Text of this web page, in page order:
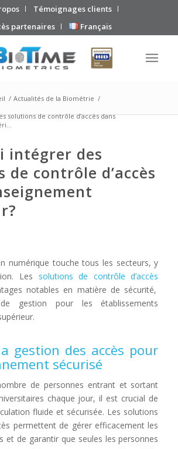
Témoignages clients
partenaires
Français
/ Actualités de la Biométrie /
solutions de contrôle d’accès dans
intégrer des
de contrôle d’accès
numérique touche tous les secteurs, y
Les solutions de contrôle d’accès
notables en matière de sécurité,
gestion pour les établissements
gestion des accès pour
sécurisé
de personnes entrant et sortant
chaque jour, il est crucial de
fluide et sécurisée. Les solutions
permettent de gérer efficacement les
et de garantir que seules les personnes